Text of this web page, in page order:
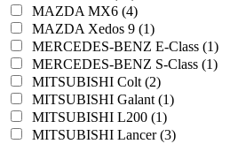
MAZDA MX6 (4)
MAZDA Xedos 9 (1)
MERCEDES-BENZ E-Class (1)
MERCEDES-BENZ S-Class (1)
MITSUBISHI Colt (2)
MITSUBISHI Galant (1)
MITSUBISHI L200 (1)
MITSUBISHI Lancer (3)